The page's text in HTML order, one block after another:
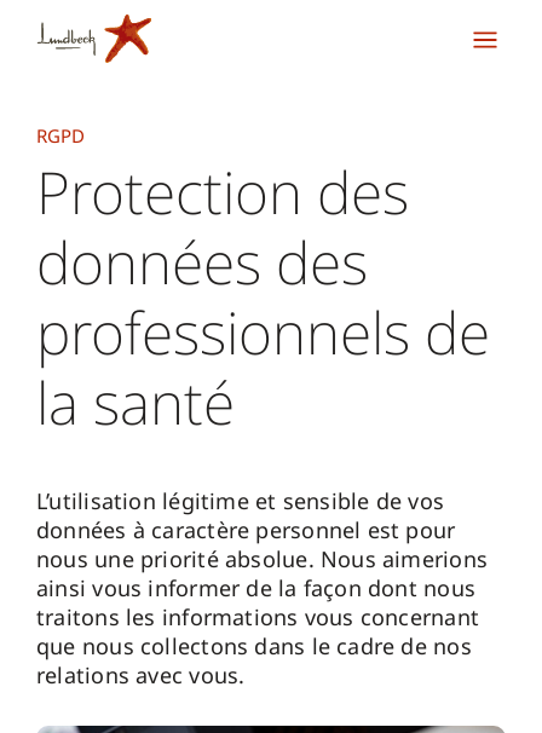
RGPD
Protection des
données des
professionnels de
la santé
L’utilisation légitime et sensible de vos
données à caractère personnel est pour
nous une priorité absolue. Nous aimerions
ainsi vous informer de la façon dont nous
traitons les informations vous concernant
que nous collectons dans le cadre de nos
relations avec vous.